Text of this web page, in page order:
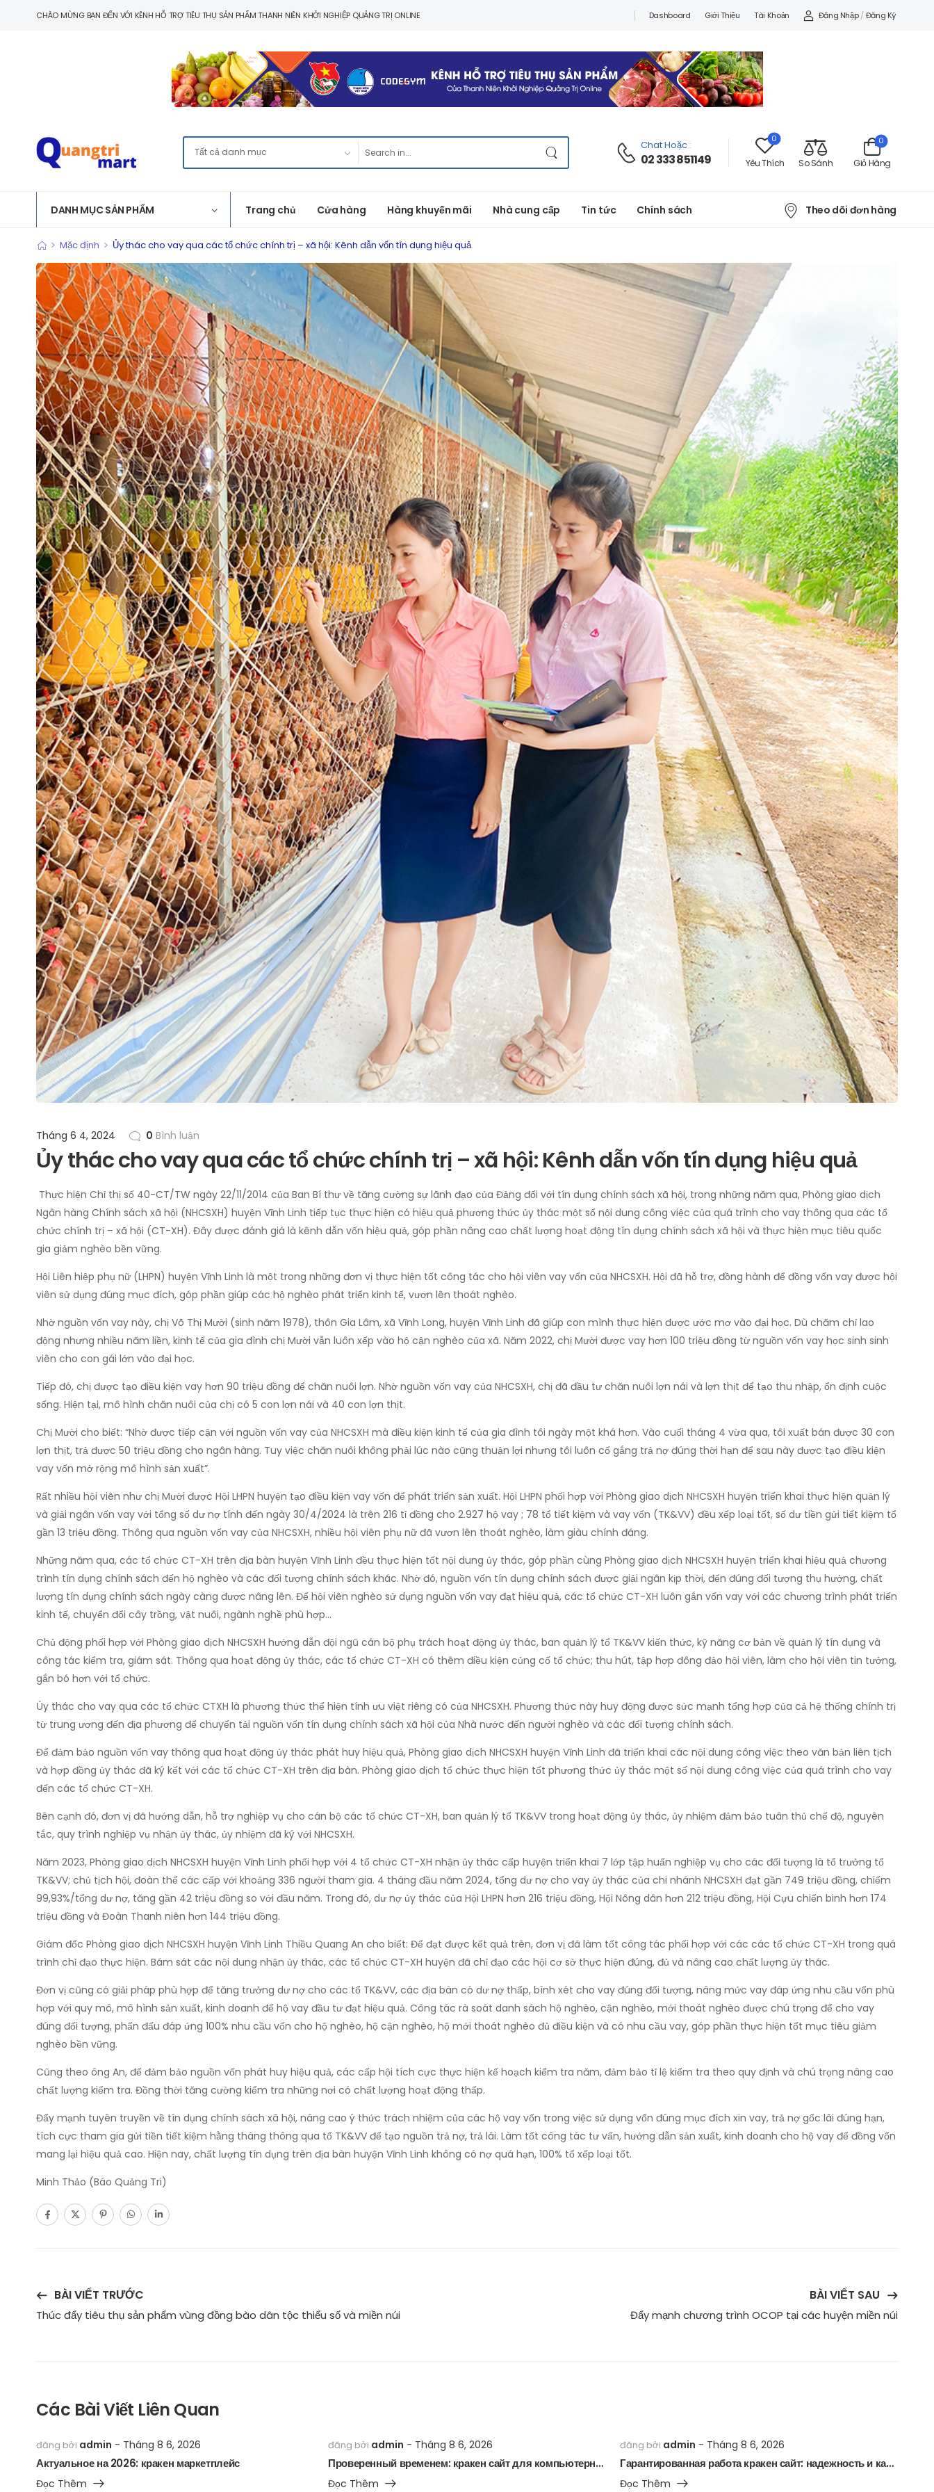
CHÀO MỪNG BẠN ĐẾN VỚI KÊNH HỖ TRỢ TIÊU THỤ SẢN PHẨM THANH NIÊN KHỞI NGHIỆP QUẢNG TRỊ ONLINE Dashboard Giới Thiệu Tài Khoản Đăng Nhập / Đăng Ký
Chat Hoặc :
02 333 851149
0
Yêu Thích So Sánh Giỏ Hàng
0
DANH MỤC SẢN PHẨM Trang chủ Cửa hàng Hàng khuyến mãi Nhà cung cấp Tin tức Chính sách Theo dõi đơn hàng
> Mặc định > Ủy thác cho vay qua các tổ chức chính trị – xã hội: Kênh dẫn vốn tín dụng hiệu quả
Tháng 6 4, 2024 0 Bình luận
Ủy thác cho vay qua các tổ chức chính trị – xã hội: Kênh dẫn vốn tín dụng hiệu quả
Thực hiện Chỉ thị số 40-CT/TW ngày 22/11/2014 của Ban Bí thư về tăng cường sự lãnh đạo của Đảng đối với tín dụng chính sách xã hội, trong những năm qua, Phòng giao dịch
Ngân hàng Chính sách xã hội (NHCSXH) huyện Vĩnh Linh tiếp tục thực hiện có hiệu quả phương thức ủy thác một số nội dung công việc của quá trình cho vay thông qua các tổ
chức chính trị – xã hội (CT-XH). Đây được đánh giá là kênh dẫn vốn hiệu quả, góp phần nâng cao chất lượng hoạt động tín dụng chính sách xã hội và thực hiện mục tiêu quốc
gia giảm nghèo bền vững.
Hội Liên hiệp phụ nữ (LHPN) huyện Vĩnh Linh là một trong những đơn vị thực hiện tốt công tác cho hội viên vay vốn của NHCSXH. Hội đã hỗ trợ, đồng hành để đồng vốn vay được hội
viên sử dụng đúng mục đích, góp phần giúp các hộ nghèo phát triển kinh tế, vươn lên thoát nghèo.
Nhờ nguồn vốn vay này, chị Võ Thị Mười (sinh năm 1978), thôn Gia Lâm, xã Vĩnh Long, huyện Vĩnh Linh đã giúp con mình thực hiện được ước mơ vào đại học. Dù chăm chỉ lao
động nhưng nhiều năm liền, kinh tế của gia đình chị Mười vẫn luôn xếp vào hộ cận nghèo của xã. Năm 2022, chị Mười được vay hơn 100 triệu đồng từ nguồn vốn vay học sinh sinh
viên cho con gái lớn vào đại học.
Tiếp đó, chị được tạo điều kiện vay hơn 90 triệu đồng để chăn nuôi lợn. Nhờ nguồn vốn vay của NHCSXH, chị đã đầu tư chăn nuôi lợn nái và lợn thịt để tạo thu nhập, ổn định cuộc
sống. Hiện tại, mô hình chăn nuôi của chị có 5 con lợn nái và 40 con lợn thịt.
Chị Mười cho biết: “Nhờ được tiếp cận với nguồn vốn vay của NHCSXH mà điều kiện kinh tế của gia đình tôi ngày một khá hơn. Vào cuối tháng 4 vừa qua, tôi xuất bán được 30 con
lợn thịt, trả được 50 triệu đồng cho ngân hàng. Tuy việc chăn nuôi không phải lúc nào cũng thuận lợi nhưng tôi luôn cố gắng trả nợ đúng thời hạn để sau này được tạo điều kiện
vay vốn mở rộng mô hình sản xuất”.
Rất nhiều hội viên như chị Mười được Hội LHPN huyện tạo điều kiện vay vốn để phát triển sản xuất. Hội LHPN phối hợp với Phòng giao dịch NHCSXH huyện triển khai thực hiện quản lý
và giải ngân vốn vay với tổng số dư nợ tính đến ngày 30/4/2024 là trên 216 tỉ đồng cho 2.927 hộ vay ; 78 tổ tiết kiệm và vay vốn (TK&VV) đều xếp loại tốt, số dư tiền gửi tiết kiệm tổ
gần 13 triệu đồng. Thông qua nguồn vốn vay của NHCSXH, nhiều hội viên phụ nữ đã vươn lên thoát nghèo, làm giàu chính đáng.
Những năm qua, các tổ chức CT-XH trên địa bàn huyện Vĩnh Linh đều thực hiện tốt nội dung ủy thác, góp phần cùng Phòng giao dịch NHCSXH huyện triển khai hiệu quả chương
trình tín dụng chính sách đến hộ nghèo và các đối tượng chính sách khác. Nhờ đó, nguồn vốn tín dụng chính sách được giải ngân kịp thời, đến đúng đối tượng thụ hưởng, chất
lượng tín dụng chính sách ngày càng được nâng lên. Để hội viên nghèo sử dụng nguồn vốn vay đạt hiệu quả, các tổ chức CT-XH luôn gắn vốn vay với các chương trình phát triển
kinh tế, chuyển đổi cây trồng, vật nuôi, ngành nghề phù hợp…
Chủ động phối hợp với Phòng giao dịch NHCSXH hướng dẫn đội ngũ cán bộ phụ trách hoạt động ủy thác, ban quản lý tổ TK&VV kiến thức, kỹ năng cơ bản về quản lý tín dụng và
công tác kiểm tra, giám sát. Thông qua hoạt động ủy thác, các tổ chức CT-XH có thêm điều kiện củng cố tổ chức; thu hút, tập hợp đông đảo hội viên, làm cho hội viên tin tưởng,
gắn bó hơn với tổ chức.
Ủy thác cho vay qua các tổ chức CTXH là phương thức thể hiện tính ưu việt riêng có của NHCSXH. Phương thức này huy động được sức mạnh tổng hợp của cả hệ thống chính trị
từ trung ương đến địa phương để chuyển tải nguồn vốn tín dụng chính sách xã hội của Nhà nước đến người nghèo và các đối tượng chính sách.
Để đảm bảo nguồn vốn vay thông qua hoạt động ủy thác phát huy hiệu quả, Phòng giao dịch NHCSXH huyện Vĩnh Linh đã triển khai các nội dung công việc theo văn bản liên tịch
và hợp đồng ủy thác đã ký kết với các tổ chức CT-XH trên địa bàn. Phòng giao dịch tổ chức thực hiện tốt phương thức ủy thác một số nội dung công việc của quá trình cho vay
đến các tổ chức CT-XH.
Bên cạnh đó, đơn vị đã hướng dẫn, hỗ trợ nghiệp vụ cho cán bộ các tổ chức CT-XH, ban quản lý tổ TK&VV trong hoạt động ủy thác, ủy nhiệm đảm bảo tuân thủ chế độ, nguyên
tắc, quy trình nghiệp vụ nhận ủy thác, ủy nhiệm đã ký với NHCSXH.
Năm 2023, Phòng giao dịch NHCSXH huyện Vĩnh Linh phối hợp với 4 tổ chức CT-XH nhận ủy thác cấp huyện triển khai 7 lớp tập huấn nghiệp vụ cho các đối tượng là tổ trưởng tổ
TK&VV; chủ tịch hội, đoàn thể các cấp với khoảng 336 người tham gia. 4 tháng đầu năm 2024, tổng dư nợ cho vay ủy thác của chi nhánh NHCSXH đạt gần 749 triệu đồng, chiếm
99,93%/tổng dư nợ, tăng gần 42 triệu đồng so với đầu năm. Trong đó, dư nợ ủy thác của Hội LHPN hơn 216 triệu đồng, Hội Nông dân hơn 212 triệu đồng, Hội Cựu chiến binh hơn 174
triệu đồng và Đoàn Thanh niên hơn 144 triệu đồng.
Giám đốc Phòng giao dịch NHCSXH huyện Vĩnh Linh Thiều Quang An cho biết: Để đạt được kết quả trên, đơn vị đã làm tốt công tác phối hợp với các các tổ chức CT-XH trong quá
trình chỉ đạo thực hiện. Bám sát các nội dung nhận ủy thác, các tổ chức CT-XH huyện đã chỉ đạo các hội cơ sở thực hiện đúng, đủ và nâng cao chất lượng ủy thác.
Đơn vị cũng có giải pháp phù hợp để tăng trưởng dư nợ cho các tổ TK&VV, các địa bàn có dư nợ thấp, bình xét cho vay đúng đối tượng, nâng mức vay đáp ứng nhu cầu vốn phù
hợp với quy mô, mô hình sản xuất, kinh doanh để hộ vay đầu tư đạt hiệu quả. Công tác rà soát danh sách hộ nghèo, cận nghèo, mới thoát nghèo được chú trọng để cho vay
đúng đối tượng, phấn đấu đáp ứng 100% nhu cầu vốn cho hộ nghèo, hộ cận nghèo, hộ mới thoát nghèo đủ điều kiện và có nhu cầu vay, góp phần thực hiện tốt mục tiêu giảm
nghèo bền vững.
Cũng theo ông An, để đảm bảo nguồn vốn phát huy hiệu quả, các cấp hội tích cực thực hiện kế hoạch kiểm tra năm, đảm bảo tỉ lệ kiểm tra theo quy định và chú trọng nâng cao
chất lượng kiểm tra. Đồng thời tăng cường kiểm tra những nơi có chất lượng hoạt động thấp.
Đẩy mạnh tuyên truyền về tín dụng chính sách xã hội, nâng cao ý thức trách nhiệm của các hộ vay vốn trong việc sử dụng vốn đúng mục đích xin vay, trả nợ gốc lãi đúng hạn,
tích cực tham gia gửi tiền tiết kiệm hằng tháng thông qua tổ TK&VV để tạo nguồn trả nợ, trả lãi. Làm tốt công tác tư vấn, hướng dẫn sản xuất, kinh doanh cho hộ vay để đồng vốn
mang lại hiệu quả cao. Hiện nay, chất lượng tín dụng trên địa bàn huyện Vĩnh Linh không có nợ quá hạn, 100% tổ xếp loại tốt.
Minh Thảo (Báo Quảng Tri)
BÀI VIẾT TRƯỚC
Thúc đẩy tiêu thụ sản phẩm vùng đồng bào dân tộc thiểu số và miền núi
BÀI VIẾT SAU
Đẩy mạnh chương trình OCOP tại các huyện miền núi
Các Bài Viết Liên Quan
đăng bởi admin Tháng 8 6, 2026
Актуальное на 2026: кракен маркетплейс
Đọc Thêm
đăng bởi admin Tháng 8 6, 2026
Проверенный временем: кракен сайт для компьютерных запчастей и ремонта техники
Đọc Thêm
đăng bởi admin Tháng 8 6, 2026
Гарантированная работа кракен сайт: надежность и качество
Đọc Thêm